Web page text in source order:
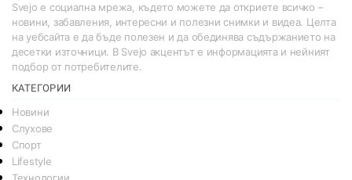
Svejo е социална мрежа, където можете да откриете всичко –
новини, забавления, интересни и полезни снимки и видеа. Целта
на уебсайта е да бъде полезен и да обединява съдържанието на
десетки източници. В Svejo акцентът е информацията и нейният
подбор от потребителите.
КАТЕГОРИИ
Новини
Слухове
Спорт
Lifestyle